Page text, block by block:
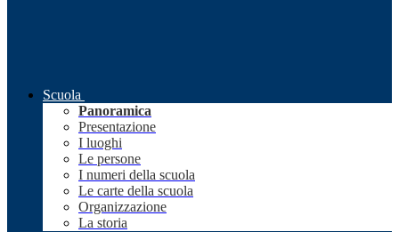
Scuola
Panoramica
Presentazione
I luoghi
Le persone
I numeri della scuola
Le carte della scuola
Organizzazione
La storia